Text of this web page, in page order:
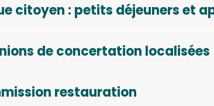
citoyen : petits déjeuners et
de concertation localisées
restauration